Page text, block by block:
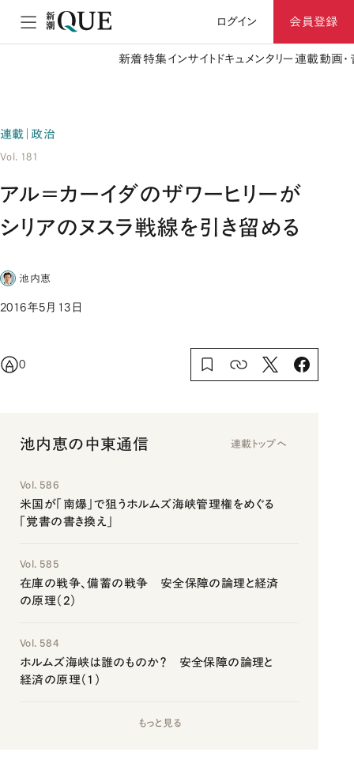
ログイン 会員登録
新着特集 インサイト ドキュメンタリー 連載動画
連載｜政治
Vol. 181
アル＝カーイダのザワーヒリーが
シリアのヌスラ戦線を引き留める
池内恵
2016年5月13日
0
池内恵の中東通信 連載トップへ
Vol. 586
米国が「南爆」で狙うホルムズ海峡管理権をめぐる
「覚書の書き換え」
Vol. 585
在庫の戦争、備蓄の戦争 安全保障の論理と経済
の原理（2）
Vol. 584
ホルムズ海峡は誰のものか？ 安全保障の論理と
経済の原理（1）
もっと見る